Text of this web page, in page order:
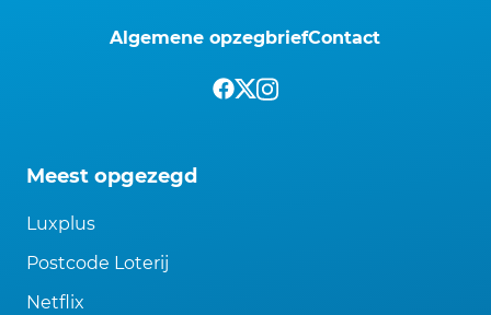
Algemene opzegbriefContact
Meest opgezegd
Luxplus
Postcode Loterij
Netflix